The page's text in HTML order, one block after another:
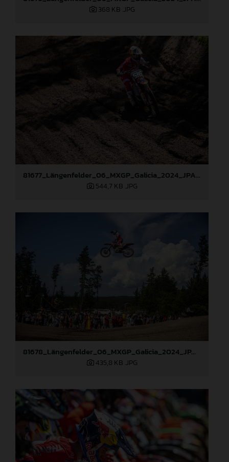
368 KB .JPG
81677_Längenfelder_06_MXGP_Galicia_2024_JPA_22A7317
544,7 KB .JPG
81678_Längenfelder_06_MXGP_Galicia_2024_JPA_96A9633
435,8 KB .JPG